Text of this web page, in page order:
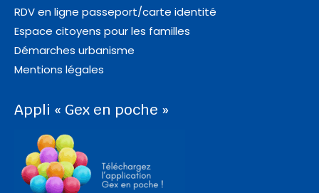
RDV en ligne passeport/carte identité
Espace citoyens pour les familles
Démarches urbanisme
Mentions légales
Appli « Gex en poche »